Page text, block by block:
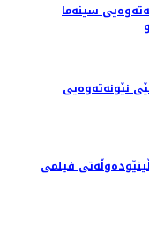
نێونه‌ته‌وه‌یی سینه‌ما
نێونه‌ته‌وه‌یی
فیلمی